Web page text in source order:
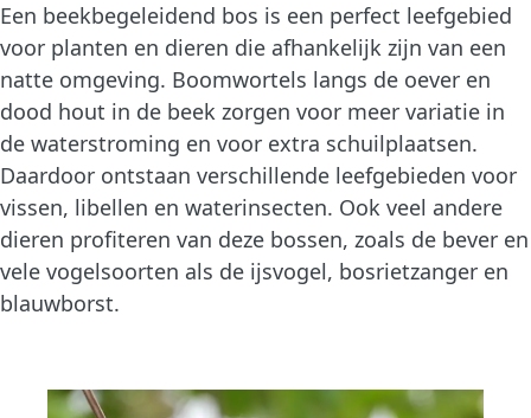
Een beekbegeleidend bos is een perfect leefgebied
voor planten en dieren die afhankelijk zijn van een
natte omgeving. Boomwortels langs de oever en
dood hout in de beek zorgen voor meer variatie in
de waterstroming en voor extra schuilplaatsen.
Daardoor ontstaan verschillende leefgebieden voor
vissen, libellen en waterinsecten. Ook veel andere
dieren profiteren van deze bossen, zoals de bever en
vele vogelsoorten als de ijsvogel, bosrietzanger en
blauwborst.